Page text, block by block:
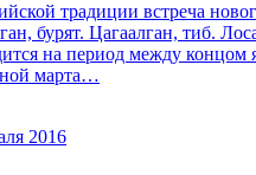
традиции встреча
бурят. Цагаалган, тиб.
на период между концом
марта…
2016